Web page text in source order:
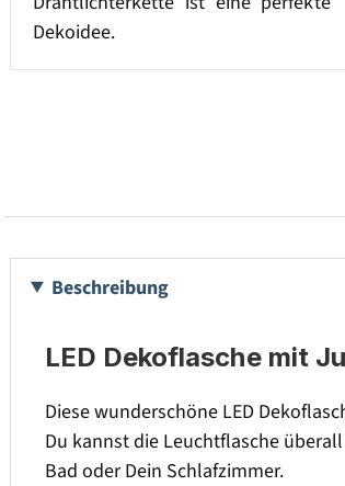
Dekoidee.
Beschreibung
LED Dekoflasche mit
Diese wunderschöne LED
Du kannst die Leuchtflasche
Bad oder Dein Schlafzimmer.